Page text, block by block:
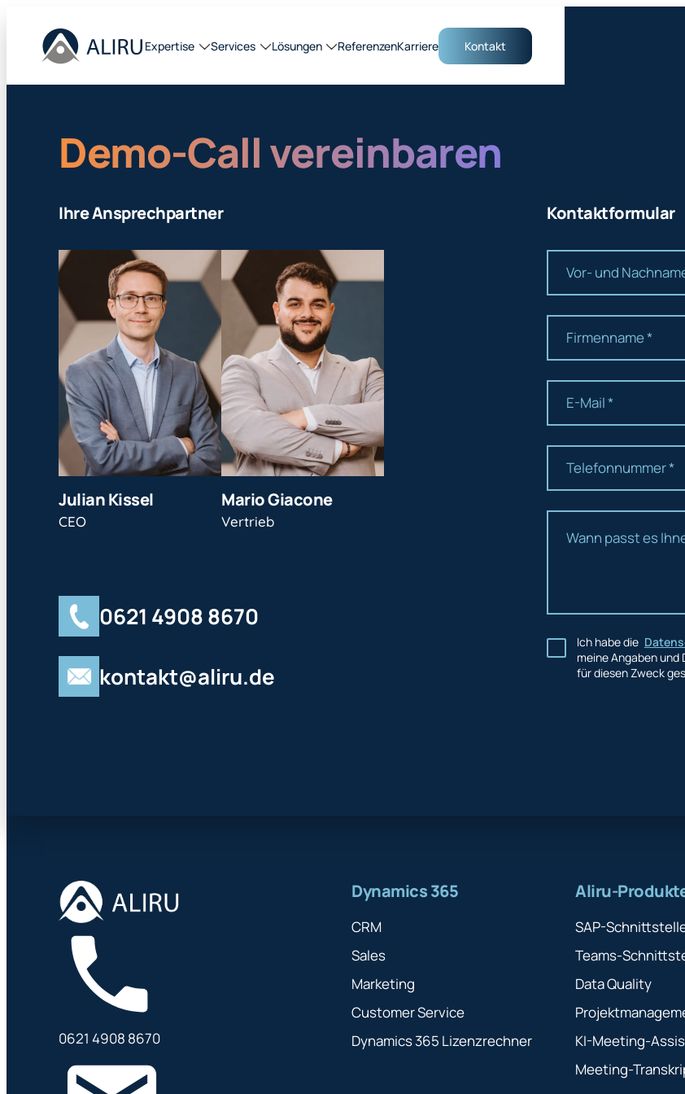
Expertise Services Lösungen ReferenzenKarriere Kontakt
Demo-Call vereinbaren
Ihre Ansprechpartner
Julian Kissel
CEO
Mario Giacone
Vertrieb
0621 4908 8670
kontakt@aliru.de
Kontaktformular
Ich habe die
meine Angaben
für diesen Zweck
0621 4908 8670
Dynamics 365
CRM
Sales
Marketing
Customer Service
Dynamics 365 Lizenzrechner
Aliru-
SAP-
Teams-
Data Quality
KI-Meeting-
Meeting-